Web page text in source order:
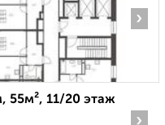
›
55м², 11/20 этаж
›